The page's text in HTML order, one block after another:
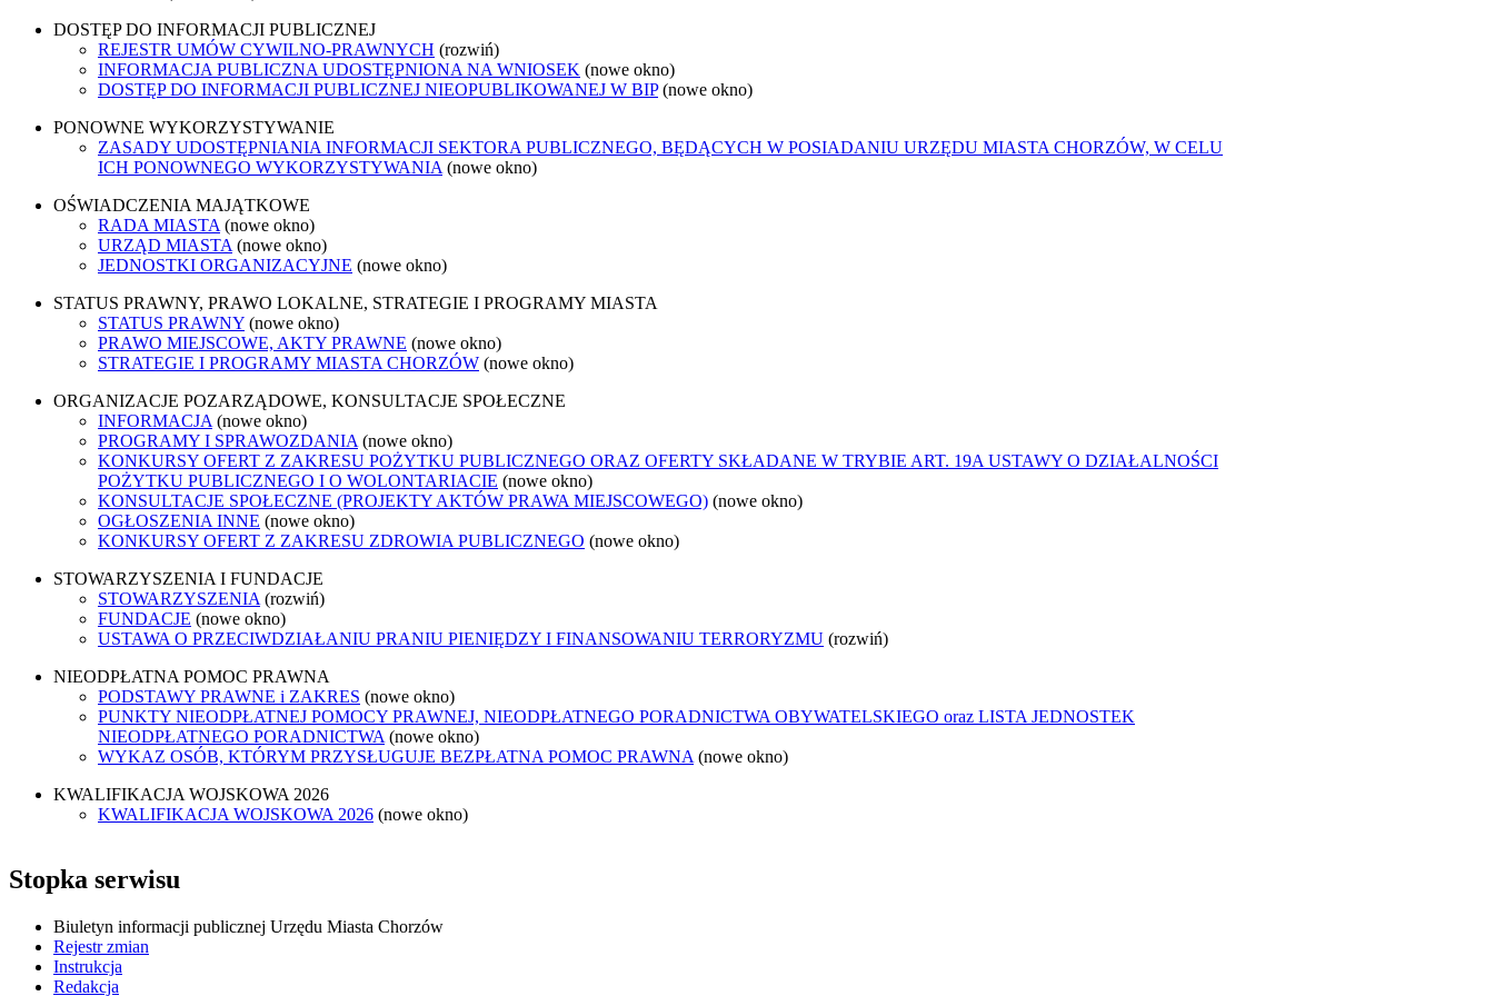
DOSTĘP DO INFORMACJI PUBLICZNEJ
REJESTR UMÓW CYWILNO-PRAWNYCH (rozwiń)
INFORMACJA PUBLICZNA UDOSTĘPNIONA NA WNIOSEK (nowe okno)
DOSTĘP DO INFORMACJI PUBLICZNEJ NIEOPUBLIKOWANEJ W BIP (nowe okno)
PONOWNE WYKORZYSTYWANIE
ZASADY UDOSTĘPNIANIA INFORMACJI SEKTORA PUBLICZNEGO, BĘDĄCYCH W POSIADANIU URZĘDU MIASTA CHORZÓW, W CELU
ICH PONOWNEGO WYKORZYSTYWANIA (nowe okno)
OŚWIADCZENIA MAJĄTKOWE
RADA MIASTA (nowe okno)
URZĄD MIASTA (nowe okno)
JEDNOSTKI ORGANIZACYJNE (nowe okno)
STATUS PRAWNY, PRAWO LOKALNE, STRATEGIE I PROGRAMY MIASTA
STATUS PRAWNY (nowe okno)
PRAWO MIEJSCOWE, AKTY PRAWNE (nowe okno)
STRATEGIE I PROGRAMY MIASTA CHORZÓW (nowe okno)
ORGANIZACJE POZARZĄDOWE, KONSULTACJE SPOŁECZNE
INFORMACJA (nowe okno)
PROGRAMY I SPRAWOZDANIA (nowe okno)
KONKURSY OFERT Z ZAKRESU POŻYTKU PUBLICZNEGO ORAZ OFERTY SKŁADANE W TRYBIE ART. 19A USTAWY O DZIAŁALNOŚCI
POŻYTKU PUBLICZNEGO I O WOLONTARIACIE (nowe okno)
KONSULTACJE SPOŁECZNE (PROJEKTY AKTÓW PRAWA MIEJSCOWEGO) (nowe okno)
OGŁOSZENIA INNE (nowe okno)
KONKURSY OFERT Z ZAKRESU ZDROWIA PUBLICZNEGO (nowe okno)
STOWARZYSZENIA I FUNDACJE
STOWARZYSZENIA (rozwiń)
FUNDACJE (nowe okno)
USTAWA O PRZECIWDZIAŁANIU PRANIU PIENIĘDZY I FINANSOWANIU TERRORYZMU (rozwiń)
NIEODPŁATNA POMOC PRAWNA
PODSTAWY PRAWNE i ZAKRES (nowe okno)
PUNKTY NIEODPŁATNEJ POMOCY PRAWNEJ, NIEODPŁATNEGO PORADNICTWA OBYWATELSKIEGO oraz LISTA JEDNOSTEK
NIEODPŁATNEGO PORADNICTWA (nowe okno)
WYKAZ OSÓB, KTÓRYM PRZYSŁUGUJE BEZPŁATNA POMOC PRAWNA (nowe okno)
KWALIFIKACJA WOJSKOWA 2026
KWALIFIKACJA WOJSKOWA 2026 (nowe okno)
Stopka serwisu
Biuletyn informacji publicznej Urzędu Miasta Chorzów
Rejestr zmian
Instrukcja
Redakcja